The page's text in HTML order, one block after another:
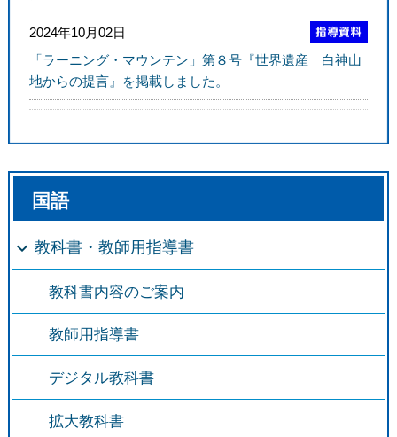
2024年10月02日
「ラーニング・マウンテン」第８号『世界遺産 白神山
地からの提言』を掲載しました。
国語
教科書・教師用指導書
教科書内容のご案内
教師用指導書
デジタル教科書
拡大教科書